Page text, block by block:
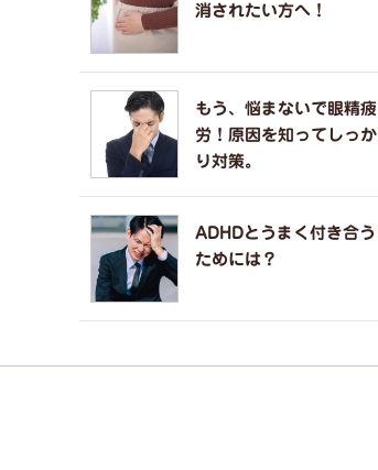
消されたい方へ！
もう、悩まないで眼精疲
労！原因を知ってしっか
り対策。
ADHDとうまく付き合う
ためには？